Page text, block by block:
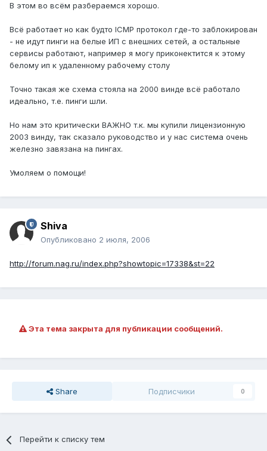
В этом во всём разбераемся хорошо.
Всё работает но как будто ICMP протокол где-то заблокирован
- не идут пинги на белые ИП с внешних сетей, а остальные
сервисы работают, например я могу приконектится к этому
белому ип к удаленному рабочему столу
Точно такая же схема стояла на 2000 винде всё работало
идеально, т.е. пинги шли.
Но нам это критически ВАЖНО т.к. мы купили лицензионную
2003 винду, так сказало руководство и у нас система очень
железно завязана на пингах.
Умоляем о помощи!
Shiva
Опубликовано 2 июля, 2006
http://forum.nag.ru/index.php?showtopic=17338&st=22
Эта тема закрыта для публикации сообщений.
Share Подписчики 0
Перейти к списку тем